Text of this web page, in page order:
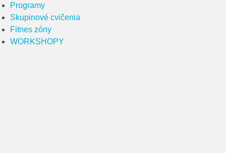
Programy
Skupinové cvičenia
Fitnes zóny
WORKSHOPY